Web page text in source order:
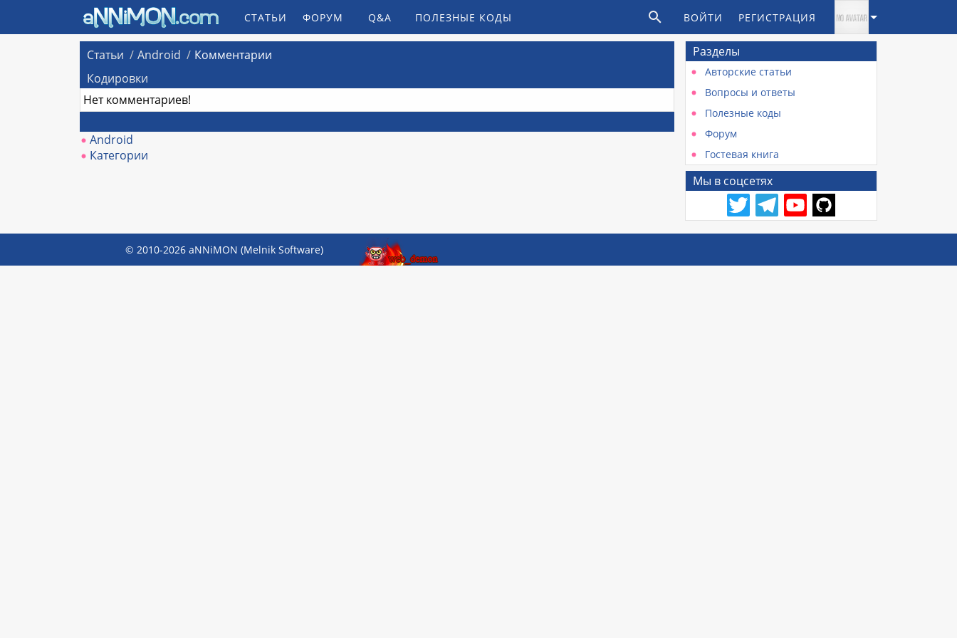
СТАТЬИ ФОРУМ Q&A ПОЛЕЗНЫЕ КОДЫ ВОЙТИ РЕГИСТРАЦИЯ
Статьи Android
Комментарии
Кодировки
Нет комментариев!
Android
Категории
Разделы
Авторские статьи
Вопросы и ответы
Полезные коды
Форум
Гостевая книга
Мы в соцсетях
© 2010-2026 aNNiMON (Melnik Software)